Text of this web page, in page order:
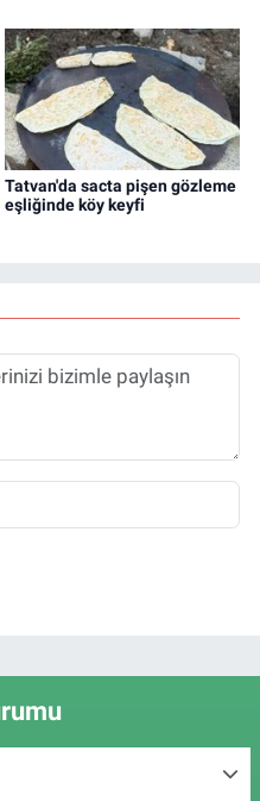
Tatvan'da sacta pişen gözleme
eşliğinde köy keyfi